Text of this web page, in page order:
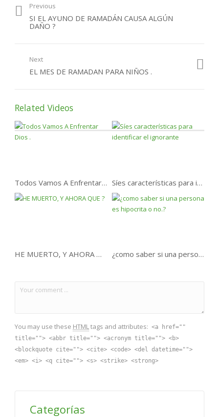
perdidos de Ramadan .
Previous
SI EL AYUNO DE RAMADÁN CAUSA ALGÚN
DAÑO ?
Next
EL MES DE RAMADAN PARA NIÑOS .
Related Videos
Todos Vamos A Enfrentar Dios . Síes características para identificar el ignorante
HE MUERTO, Y AHORA QUE ? ¿como saber si una persona es hipocrita o no.?
You may use these HTMLtags and attributes: <a href=""
title=""> <abbr title=""> <acronym title=""> <b>
<blockquote cite=""> <cite> <code> <del datetime="">
<em> <i> <q cite=""> <s> <strike> <strong>
Categorías